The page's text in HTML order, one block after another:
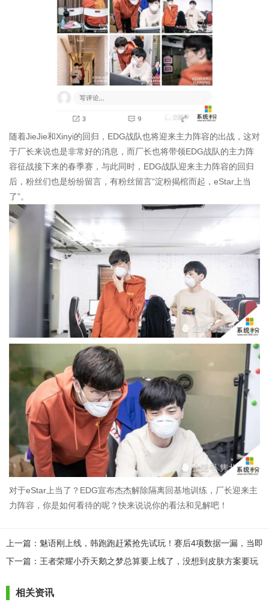
随着JieJie和Xinyi的回归，EDG战队也将迎来主力阵容的出战，这对
于厂长来说也是非常好的消息，而厂长也将带领EDG战队的主力阵
容征战接下来的春季赛，与此同时，EDG战队迎来主力阵容的回归
后，粉丝们也是纷纷留言，有粉丝留言“淀粉揭棺而起，eStar上当
了”。
对于eStar上当了？EDG宣布杰杰解除隔离回基地训练，厂长迎来主
力阵容，你是如何看待的呢？快来说说你的看法和见解吧！
上一篇：魅语刚上线，韩跑跑赶紧抢先试玩！赛后4项数据一漏，当即
傻眼了
下一篇：王者荣耀小乔天鹅之梦总算要上线了，没想到皮肤方案要玩
相关资讯